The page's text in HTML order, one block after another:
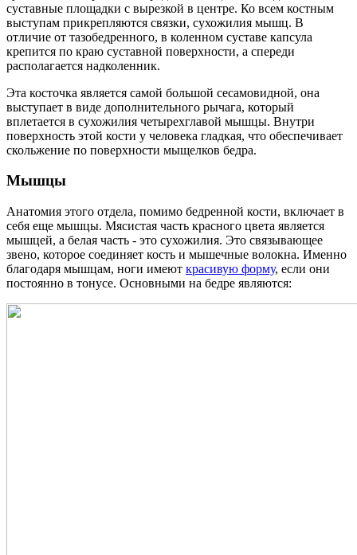
суставные площадки с вырезкой в центре. Ко всем костным
выступам прикрепляются связки, сухожилия мышц. В
отличие от тазобедренного, в коленном суставе капсула
крепится по краю суставной поверхности, а спереди
располагается надколенник.
Эта косточка является самой большой сесамовидной, она
выступает в виде дополнительного рычага, который
вплетается в сухожилия четырехглавой мышцы. Внутри
поверхность этой кости у человека гладкая, что обеспечивает
скольжение по поверхности мыщелков бедра.
Мышцы
Анатомия этого отдела, помимо бедренной кости, включает в
себя еще мышцы. Мясистая часть красного цвета является
мышцей, а белая часть - это сухожилия. Это связывающее
звено, которое соединяет кость и мышечные волокна. Именно
благодаря мышцам, ноги имеют красивую форму, если они
постоянно в тонусе. Основными на бедре являются: